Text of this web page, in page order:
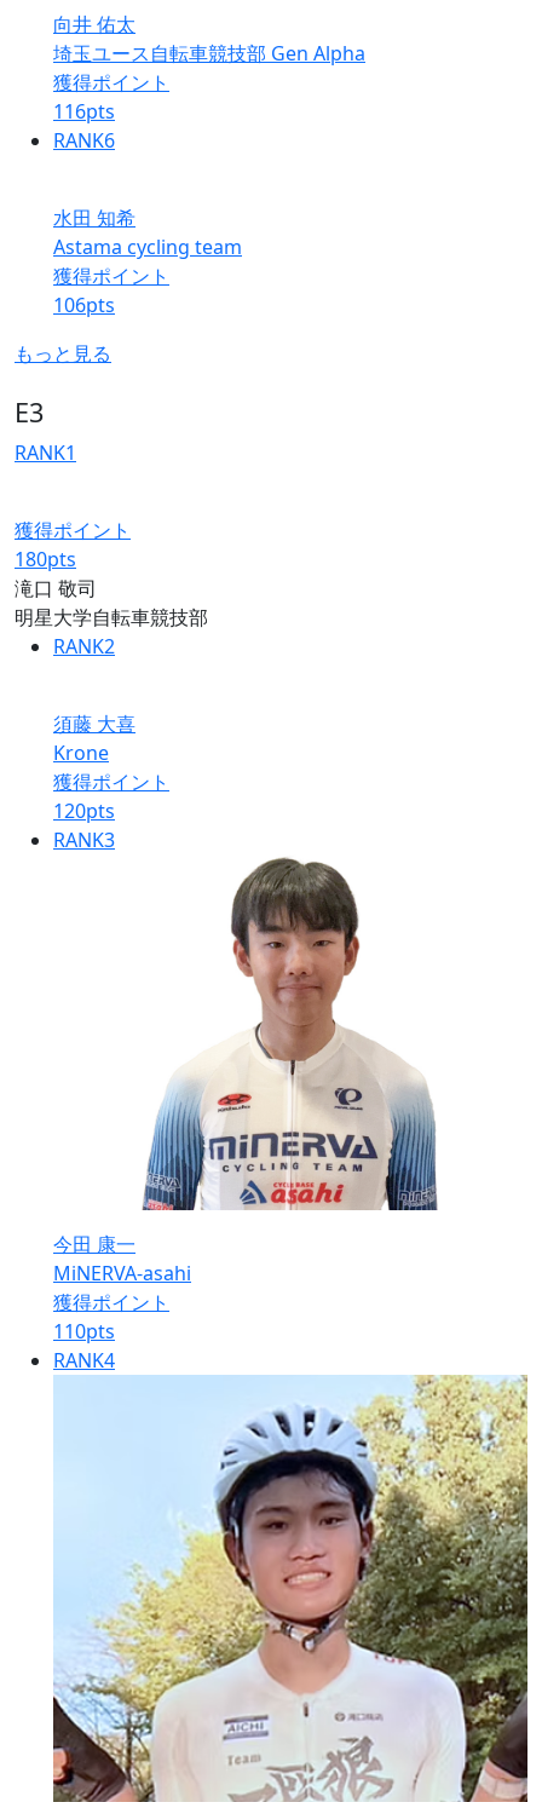
向井 佑太
埼玉ユース自転車競技部 Gen Alpha
獲得ポイント
116pts
RANK6
水田 知希
Astama cycling team
獲得ポイント
106pts
もっと見る
E3
RANK1
獲得ポイント
180pts
滝口 敬司
明星大学自転車競技部
RANK2
須藤 大喜
Krone
獲得ポイント
120pts
RANK3
今田 康一
MiNERVA-asahi
獲得ポイント
110pts
RANK4